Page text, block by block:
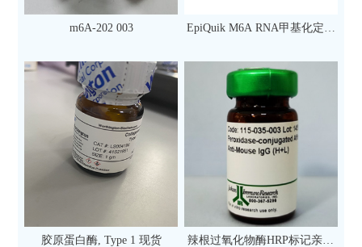
m6A-202 003
EpiQuik M6A RNA甲基化定量
次）
胶原蛋白酶, Type 1 现货
辣根过氧化物酶HRP标记亲和